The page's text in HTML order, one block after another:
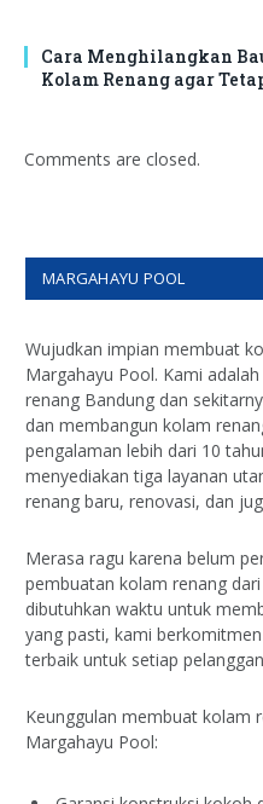
Cara Menghilangkan
Kolam Renang agar
Comments are closed.
MARGAHAYU POOL
Wujudkan impian membuat
Margahayu Pool. Kami
renang Bandung dan
dan membangun kolam
pengalaman lebih dari 10
menyediakan tiga layanan
renang baru, renovasi, dan
Merasa ragu karena belum
pembuatan kolam renang
dibutuhkan waktu untuk
yang pasti, kami
terbaik untuk setiap
Keunggulan membuat kolam
Margahayu Pool: